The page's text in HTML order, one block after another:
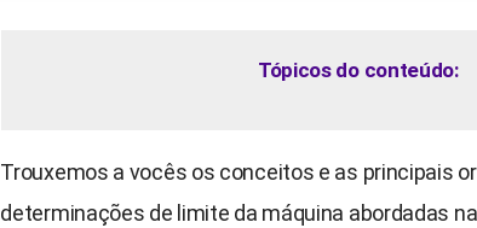
Tópicos do conteúdo:
Trouxemos a vocês os conceitos e as principais
determinações de limite da máquina abordadas na